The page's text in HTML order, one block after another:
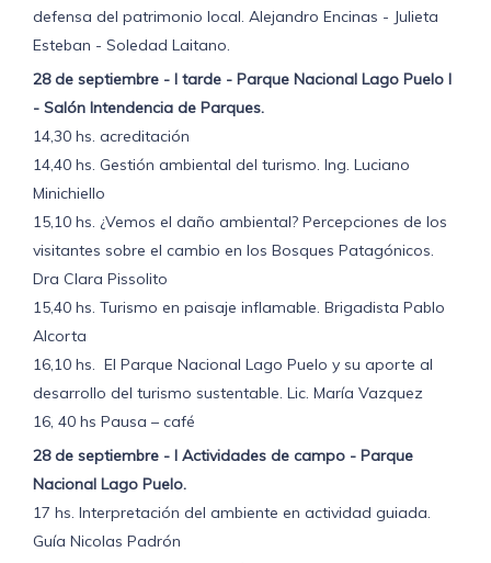
defensa del patrimonio local. Alejandro Encinas - Julieta
Esteban - Soledad Laitano.
28 de septiembre - I tarde - Parque Nacional Lago Puelo I
- Salón Intendencia de Parques.
14,30 hs. acreditación
14,40 hs. Gestión ambiental del turismo. Ing. Luciano
Minichiello
15,10 hs. ¿Vemos el daño ambiental? Percepciones de los
visitantes sobre el cambio en los Bosques Patagónicos.
Dra Clara Pissolito
15,40 hs. Turismo en paisaje inflamable. Brigadista Pablo
Alcorta
16,10 hs. El Parque Nacional Lago Puelo y su aporte al
desarrollo del turismo sustentable. Lic. María Vazquez
16, 40 hs Pausa – café
28 de septiembre - I Actividades de campo - Parque
Nacional Lago Puelo.
17 hs. Interpretación del ambiente en actividad guiada.
Guía Nicolas Padrón